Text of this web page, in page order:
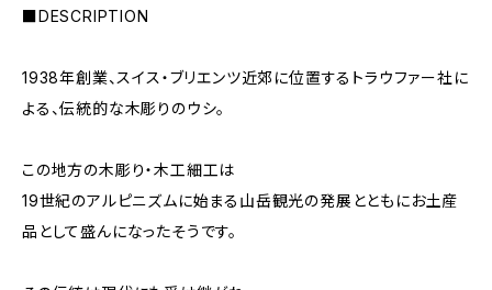
■DESCRIPTION
1938年創業、スイス・ブリエンツ近郊に位置するトラウファー社に
よる、伝統的な木彫りのウシ。
この地方の木彫り・木工細工は
19世紀のアルピニズムに始まる山岳観光の発展とともにお土産
品として盛んになったそうです。